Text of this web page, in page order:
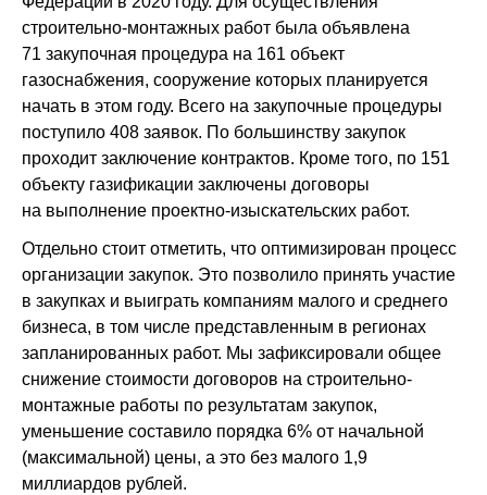
строительно-монтажных работ была объявлена
71 закупочная процедура на 161 объект
газоснабжения, сооружение которых планируется
начать в этом году. Всего на закупочные процедуры
поступило 408 заявок. По большинству закупок
проходит заключение контрактов. Кроме того, по 151
объекту газификации заключены договоры
на выполнение проектно-изыскательских работ.
Отдельно стоит отметить, что оптимизирован процесс
организации закупок. Это позволило принять участие
в закупках и выиграть компаниям малого и среднего
бизнеса, в том числе представленным в регионах
запланированных работ. Мы зафиксировали общее
снижение стоимости договоров на строительно-
монтажные работы по результатам закупок,
уменьшение составило порядка 6% от начальной
(максимальной) цены, а это без малого 1,9
миллиардов рублей.